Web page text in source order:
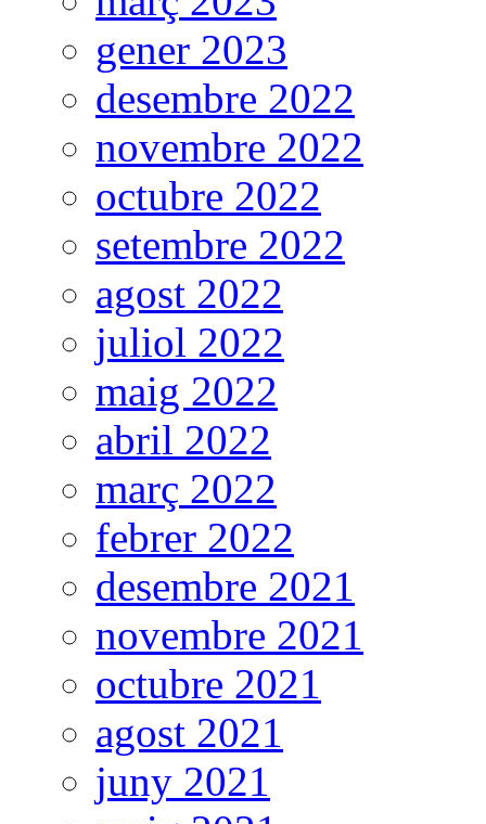
gener 2023
desembre 2022
novembre 2022
octubre 2022
setembre 2022
agost 2022
juliol 2022
maig 2022
abril 2022
març 2022
febrer 2022
desembre 2021
novembre 2021
octubre 2021
agost 2021
juny 2021